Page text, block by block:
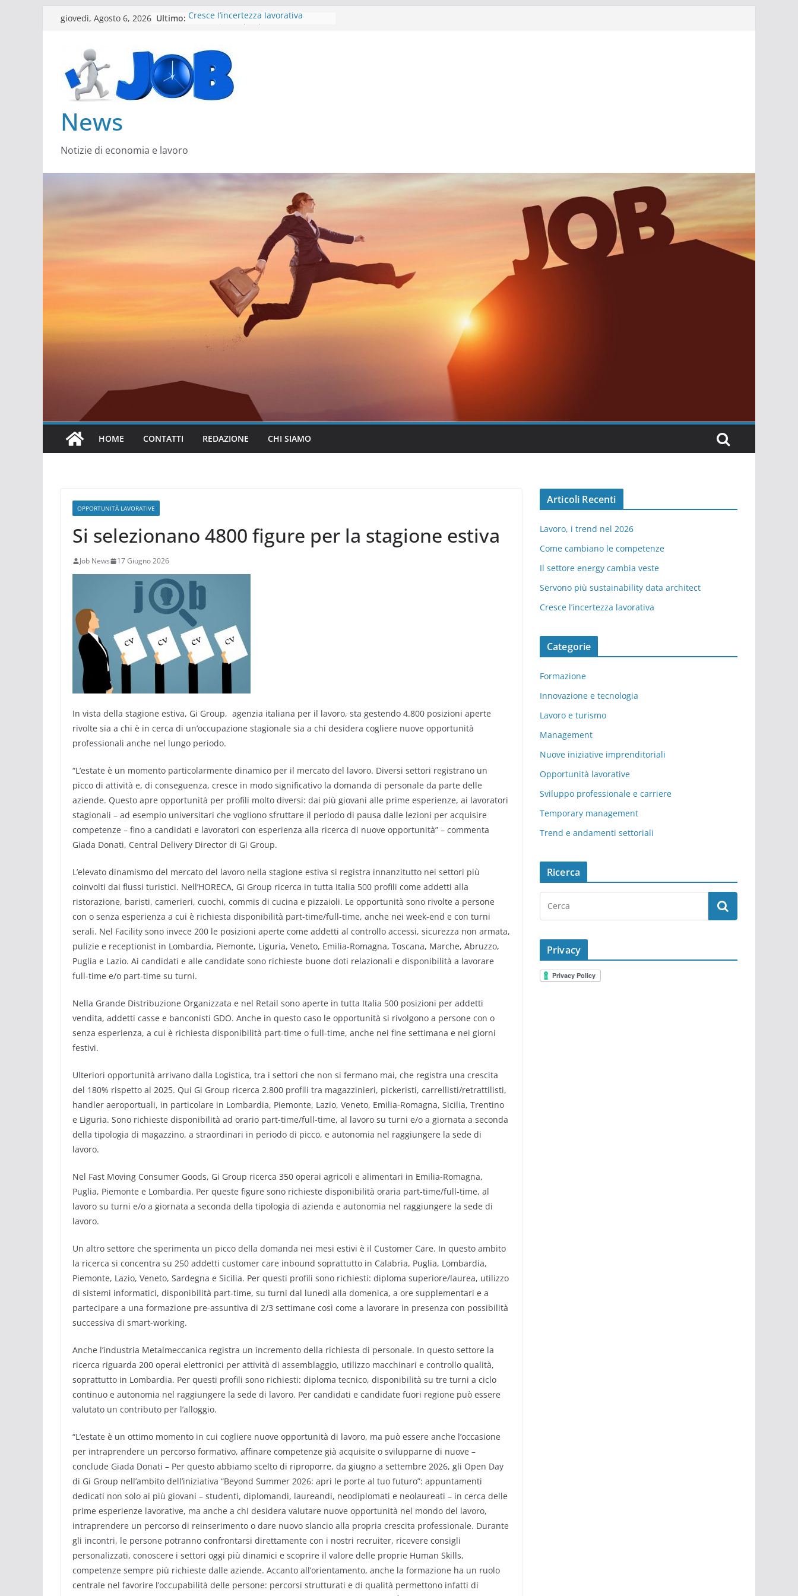
Salta
contenuto
giovedì, Agosto 6, 2026 Ultimo: Cresce l’incertezza lavorativa
Il settore energy cambia veste
Servono più sustainability data
architect
News
Notizie di economia e lavoro
HOME CONTATTI REDAZIONE CHI SIAMO
OPPORTUNITÀ LAVORATIVE
Si selezionano 4800 figure per la stagione estiva
Job News 17 Giugno 2026
In vista della stagione estiva, Gi Group, agenzia italiana per il lavoro, sta gestendo 4.800 posizioni aperte
rivolte sia a chi è in cerca di un’occupazione stagionale sia a chi desidera cogliere nuove opportunità
professionali anche nel lungo periodo.
“L’estate è un momento particolarmente dinamico per il mercato del lavoro. Diversi settori registrano un
picco di attività e, di conseguenza, cresce in modo significativo la domanda di personale da parte delle
aziende. Questo apre opportunità per profili molto diversi: dai più giovani alle prime esperienze, ai lavoratori
stagionali – ad esempio universitari che vogliono sfruttare il periodo di pausa dalle lezioni per acquisire
competenze – fino a candidati e lavoratori con esperienza alla ricerca di nuove opportunità” – commenta
Giada Donati, Central Delivery Director di Gi Group.
L’elevato dinamismo del mercato del lavoro nella stagione estiva si registra innanzitutto nei settori più
coinvolti dai flussi turistici. Nell’HORECA, Gi Group ricerca in tutta Italia 500 profili come addetti alla
ristorazione, baristi, camerieri, cuochi, commis di cucina e pizzaioli. Le opportunità sono rivolte a persone
con o senza esperienza a cui è richiesta disponibilità part-time/full-time, anche nei week-end e con turni
serali. Nel Facility sono invece 200 le posizioni aperte come addetti al controllo accessi, sicurezza non armata,
pulizie e receptionist in Lombardia, Piemonte, Liguria, Veneto, Emilia-Romagna, Toscana, Marche, Abruzzo,
Puglia e Lazio. Ai candidati e alle candidate sono richieste buone doti relazionali e disponibilità a lavorare
full-time e/o part-time su turni.
Nella Grande Distribuzione Organizzata e nel Retail sono aperte in tutta Italia 500 posizioni per addetti
vendita, addetti casse e banconisti GDO. Anche in questo caso le opportunità si rivolgono a persone con o
senza esperienza, a cui è richiesta disponibilità part-time o full-time, anche nei fine settimana e nei giorni
festivi.
Ulteriori opportunità arrivano dalla Logistica, tra i settori che non si fermano mai, che registra una crescita
del 180% rispetto al 2025. Qui Gi Group ricerca 2.800 profili tra magazzinieri, pickeristi, carrellisti/retrattilisti,
handler aeroportuali, in particolare in Lombardia, Piemonte, Lazio, Veneto, Emilia-Romagna, Sicilia, Trentino
e Liguria. Sono richieste disponibilità ad orario part-time/full-time, al lavoro su turni e/o a giornata a seconda
della tipologia di magazzino, a straordinari in periodo di picco, e autonomia nel raggiungere la sede di
lavoro.
Nel Fast Moving Consumer Goods, Gi Group ricerca 350 operai agricoli e alimentari in Emilia-Romagna,
Puglia, Piemonte e Lombardia. Per queste figure sono richieste disponibilità oraria part-time/full-time, al
lavoro su turni e/o a giornata a seconda della tipologia di azienda e autonomia nel raggiungere la sede di
lavoro.
Un altro settore che sperimenta un picco della domanda nei mesi estivi è il Customer Care. In questo ambito
la ricerca si concentra su 250 addetti customer care inbound soprattutto in Calabria, Puglia, Lombardia,
Piemonte, Lazio, Veneto, Sardegna e Sicilia. Per questi profili sono richiesti: diploma superiore/laurea, utilizzo
di sistemi informatici, disponibilità part-time, su turni dal lunedì alla domenica, a ore supplementari e a
partecipare a una formazione pre-assuntiva di 2/3 settimane così come a lavorare in presenza con possibilità
successiva di smart-working.
Anche l’industria Metalmeccanica registra un incremento della richiesta di personale. In questo settore la
ricerca riguarda 200 operai elettronici per attività di assemblaggio, utilizzo macchinari e controllo qualità,
soprattutto in Lombardia. Per questi profili sono richiesti: diploma tecnico, disponibilità su tre turni a ciclo
continuo e autonomia nel raggiungere la sede di lavoro. Per candidati e candidate fuori regione può essere
valutato un contributo per l’alloggio.
“L’estate è un ottimo momento in cui cogliere nuove opportunità di lavoro, ma può essere anche l’occasione
per intraprendere un percorso formativo, affinare competenze già acquisite o svilupparne di nuove –
conclude Giada Donati – Per questo abbiamo scelto di riproporre, da giugno a settembre 2026, gli Open Day
di Gi Group nell’ambito dell’iniziativa “Beyond Summer 2026: apri le porte al tuo futuro”: appuntamenti
dedicati non solo ai più giovani – studenti, diplomandi, laureandi, neodiplomati e neolaureati – in cerca delle
prime esperienze lavorative, ma anche a chi desidera valutare nuove opportunità nel mondo del lavoro,
intraprendere un percorso di reinserimento o dare nuovo slancio alla propria crescita professionale. Durante
gli incontri, le persone potranno confrontarsi direttamente con i nostri recruiter, ricevere consigli
personalizzati, conoscere i settori oggi più dinamici e scoprire il valore delle proprie Human Skills,
competenze sempre più richieste dalle aziende. Accanto all’orientamento, anche la formazione ha un ruolo
centrale nel favorire l’occupabilità delle persone: percorsi strutturati e di qualità permettono infatti di
Articoli Recenti
Lavoro, i trend nel 2026
Come cambiano le competenze
Il settore energy cambia veste
Servono più sustainability data architect
Cresce l’incertezza lavorativa
Categorie
Formazione
Innovazione e tecnologia
Lavoro e turismo
Management
Nuove iniziative imprenditoriali
Opportunità lavorative
Sviluppo professionale e carriere
Temporary management
Trend e andamenti settoriali
Ricerca
Privacy